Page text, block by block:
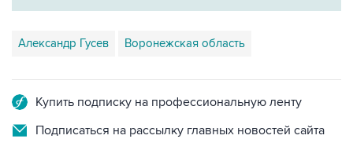
Александр Гусев Воронежская область
Купить подписку на профессиональную ленту
Подписаться на рассылку главных новостей сайта